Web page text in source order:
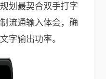
划最契合双手打字
流通输入体会，确
字输出功率。